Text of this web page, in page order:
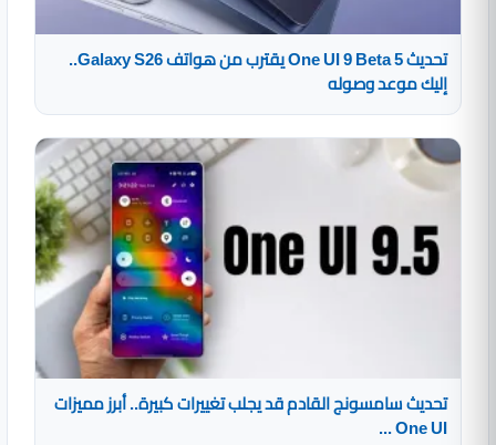
تحديث One UI 9 Beta 5 يقترب من هواتف Galaxy S26..
إليك موعد وصوله
تحديث سامسونج القادم قد يجلب تغييرات كبيرة.. أبرز مميزات
One UI ...